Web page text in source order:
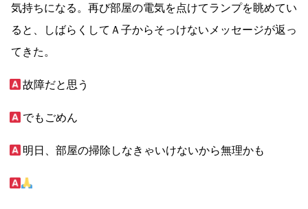
気持ちになる。再び部屋の電気を点けてランプを眺めてい
ると、しばらくしてＡ子からそっけないメッセージが返っ
てきた。
故障だと思う
でもごめん
明日、部屋の掃除しなきゃいけないから無理かも